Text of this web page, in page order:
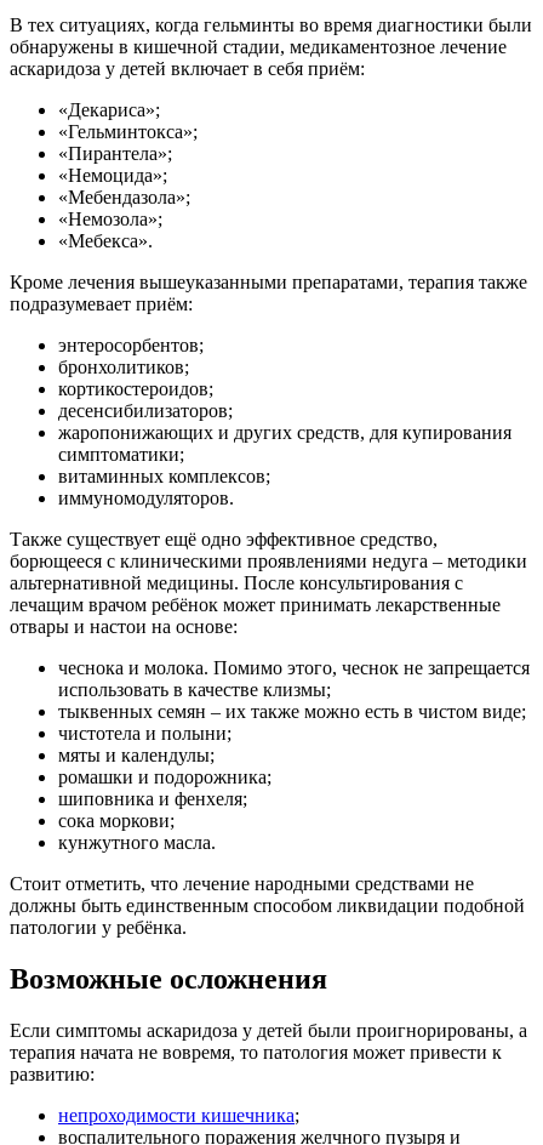
В тех ситуациях, когда гельминты во время диагностики были
обнаружены в кишечной стадии, медикаментозное лечение
аскаридоза у детей включает в себя приём:
«Декариса»;
«Гельминтокса»;
«Пирантела»;
«Немоцида»;
«Мебендазола»;
«Немозола»;
«Мебекса».
Кроме лечения вышеуказанными препаратами, терапия также
подразумевает приём:
энтеросорбентов;
бронхолитиков;
кортикостероидов;
десенсибилизаторов;
жаропонижающих и других средств, для купирования
симптоматики;
витаминных комплексов;
иммуномодуляторов.
Также существует ещё одно эффективное средство,
борющееся с клиническими проявлениями недуга – методики
альтернативной медицины. После консультирования с
лечащим врачом ребёнок может принимать лекарственные
отвары и настои на основе:
чеснока и молока. Помимо этого, чеснок не запрещается
использовать в качестве клизмы;
тыквенных семян – их также можно есть в чистом виде;
чистотела и полыни;
мяты и календулы;
ромашки и подорожника;
шиповника и фенхеля;
сока моркови;
кунжутного масла.
Стоит отметить, что лечение народными средствами не
должны быть единственным способом ликвидации подобной
патологии у ребёнка.
Возможные осложнения
Если симптомы аскаридоза у детей были проигнорированы, а
терапия начата не вовремя, то патология может привести к
развитию:
непроходимости кишечника;
воспалительного поражения желчного пузыря и